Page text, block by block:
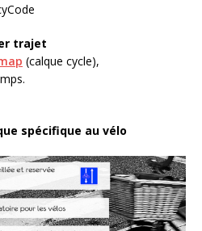
trajet
(calque cycle),
spécifique au vélo